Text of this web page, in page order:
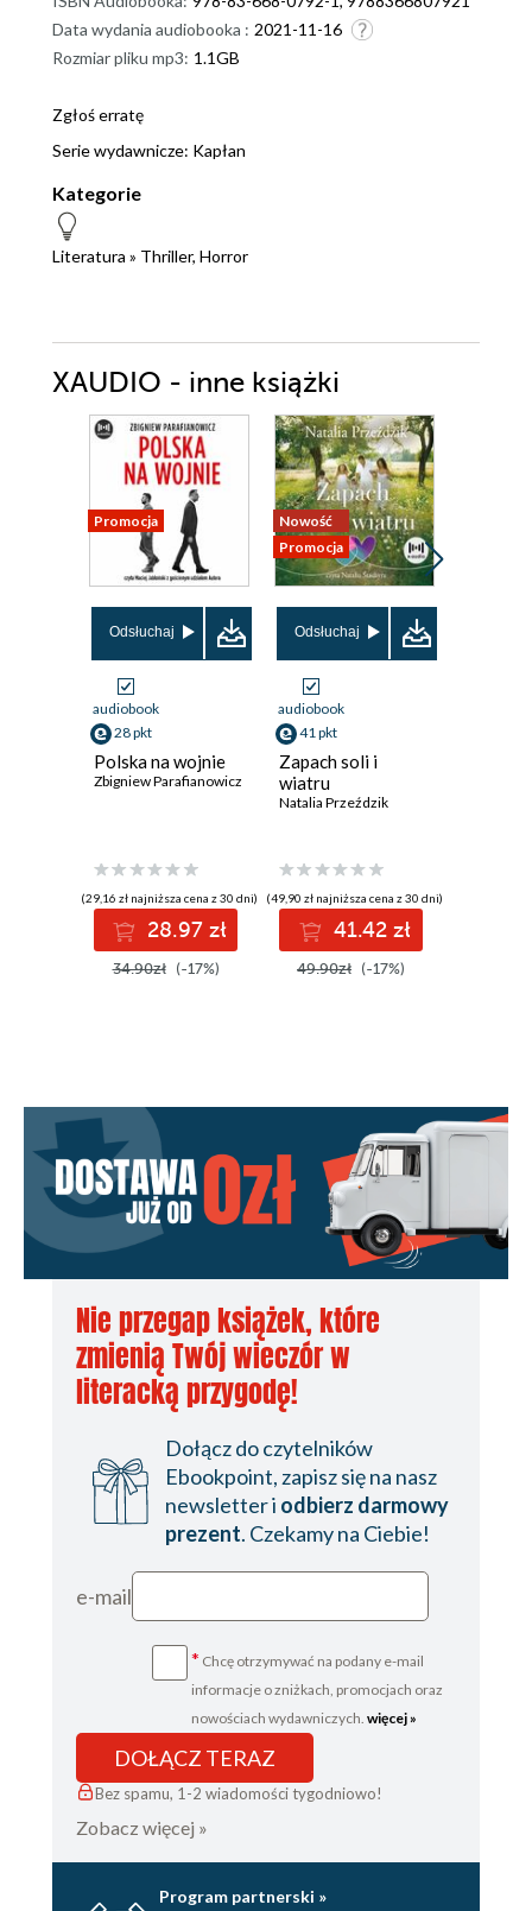
Data wydania audiobooka : 2021-11-16
Rozmiar pliku mp3: 1.1GB
Zgłoś erratę
Serie wydawnicze: Kapłan
Kategorie
Literatura » Thriller, Horror
XAUDIO - inne książki
Promocja
Odsłuchaj
audiobook
28 pkt
Polska na wojnie
Zbigniew Parafianowicz
(29,16 zł najniższa cena z 30 dni)
28.97 zł
34.90zł (-17%)
Nowość
Promocja
Odsłuchaj
audiobook
41 pkt
Zapach soli i
wiatru
Natalia Przeździk
(49,90 zł najniższa cena z 30 dni)
41.42 zł
49.90zł (-17%)
Nie przegap książek, które
zmienią Twój wieczór w
literacką przygodę!
Dołącz do czytelników
Ebookpoint, zapisz się na nasz
newsletter i odbierz darmowy
prezent. Czekamy na Ciebie!
e-mail
* Chcę otrzymywać na podany e-mail
informacje o zniżkach, promocjach oraz
nowościach wydawniczych. więcej »
DOŁĄCZ TERAZ
Bez spamu, 1-2 wiadomości tygodniowo!
Zobacz więcej »
Program partnerski »